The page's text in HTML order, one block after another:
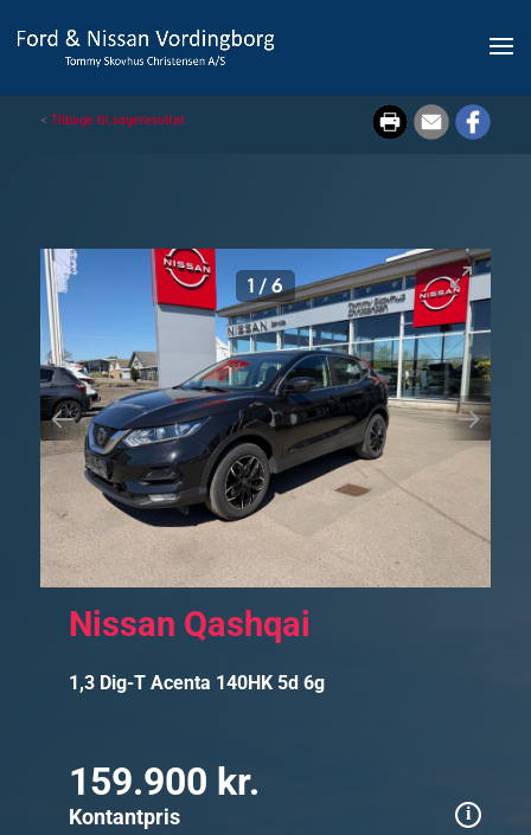
< Tilbage til søgeresultat
1 /6
Nissan Qashqai
1,3 Dig-T Acenta 140HK 5d 6g
159.900 kr.
Kontantpris